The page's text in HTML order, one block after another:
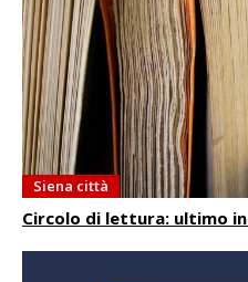
Siena città
Circolo di lettura: ultimo